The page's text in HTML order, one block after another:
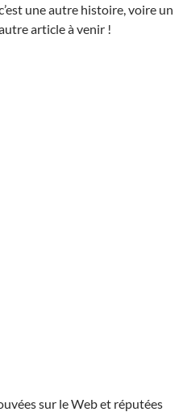
une autre histoire, voire un
article à venir !
sur le Web et réputées